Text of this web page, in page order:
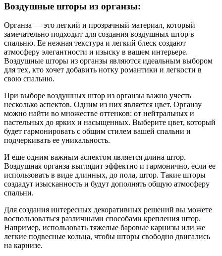
Воздушные шторы из органзы:
Органза — это легкий и прозрачный материал, который
замечательно подходит для создания воздушных штор в
спальню. Ее нежная текстура и легкий блеск создают
атмосферу элегантности и изыску в вашем интерьере.
Воздушные шторы из органзы являются идеальным выбором
для тех, кто хочет добавить нотку романтики и легкости в
свою спальню.
При выборе воздушных штор из органзы важно учесть
несколько аспектов. Одним из них является цвет. Органзу
можно найти во множестве оттенков: от нейтральных и
пастельных до ярких и насыщенных. Выберите цвет, который
будет гармонировать с общим стилем вашей спальни и
подчеркивать ее уникальность.
И еще одним важным аспектом является длина штор.
Воздушная органза выглядит эффектно и гармонично, если ее
использовать в виде длинных, до пола, штор. Такие шторы
создадут изысканность и будут дополнять общую атмосферу
спальни.
Для создания интересных декоративных решений вы можете
воспользоваться различными способами крепления штор.
Например, использовать тяжелые баровые карнизы или же
легкие подвесные кольца, чтобы шторы свободно двигались
на карнизе.